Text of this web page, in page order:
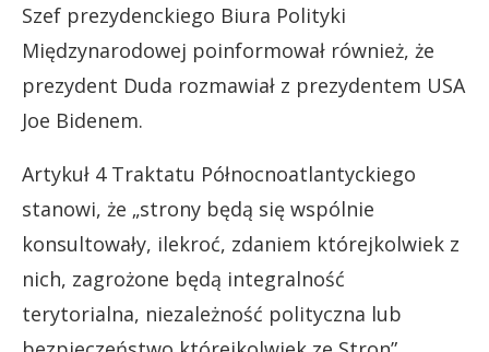
Szef prezydenckiego Biura Polityki
Międzynarodowej poinformował również, że
prezydent Duda rozmawiał z prezydentem USA
Joe Bidenem.
Artykuł 4 Traktatu Północnoatlantyckiego
stanowi, że „strony będą się wspólnie
konsultowały, ilekroć, zdaniem którejkolwiek z
nich, zagrożone będą integralność
terytorialna, niezależność polityczna lub